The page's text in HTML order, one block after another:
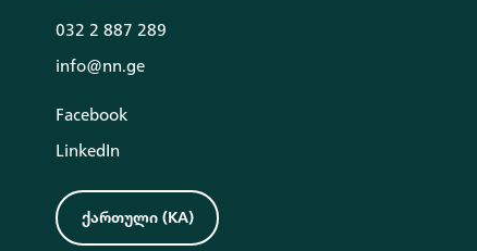
032 2 887 289
info@nn.ge
Facebook
LinkedIn
ქართული (KA)